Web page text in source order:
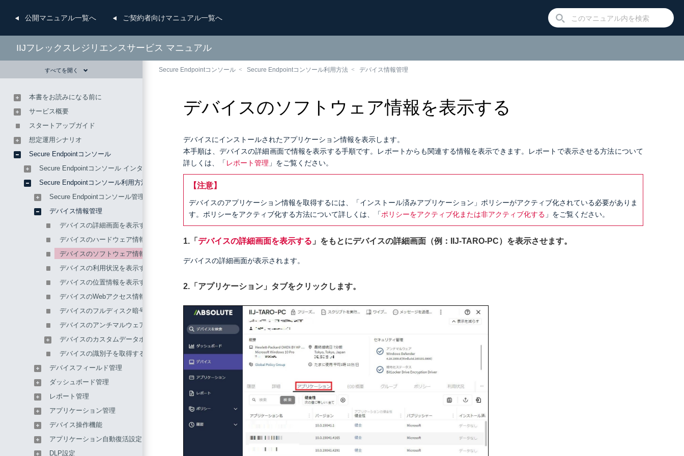
公開マニュアル一覧へ ご契約者向けマニュアル一覧へ
IIJフレックスレジリエンスサービス マニュアル
Secure Endpointコンソール Secure Endpointコンソール利用方法 デバイス情報管理
デバイスのソフトウェア情報を表示する
デバイスにインストールされたアプリケーション情報を表示します。
本手順は、デバイスの詳細画面で情報を表示する手順です。レポートからも関連する情報を表示できます。レポートで表示させる方法について
詳しくは、「 レポート管理 」をご覧ください。
【注意】
デバイスのアプリケーション情報を取得するには、「インストール済みアプリケーション」ポリシーがアクティブ化されている必要がありま
す。ポリシーをアクティブ化する方法について詳しくは、「ポリシーをアクティブ化または非アクティブ化する 」をご覧ください。
1.「 デバイスの詳細画面を表示する 」をもとにデバイスの詳細画面（例：IIJ-TARO-PC）を表示させます。
デバイスの詳細画面が表示されます。
2.「アプリケーション」タブをクリックします。
すべてを開く
本書をお読みになる前に
サービス概要
スタートアップガイド
想定運用シナリオ
Secure Endpointコンソール
Secure Endpointコンソール インタフェース
Secure Endpointコンソール利用方法
Secure Endpointコンソール管理
デバイス情報管理
デバイスの詳細画面を表示する
デバイスのハードウェア情報を表示する
デバイスのソフトウェア情報を表示する
デバイスの利用状況を表示する
デバイスの位置情報を表示する
デバイスのWebアクセス情報を表示する
デバイスのフルディスク暗号化ステータスを表示する
デバイスのアンチマルウェアステータスを表示する
デバイスのカスタムデータポイントを表示する
デバイスの識別子を取得する
デバイスフィールド管理
ダッシュボード管理
レポート管理
アプリケーション管理
デバイス操作機能
アプリケーション自動復活設定
DLP設定